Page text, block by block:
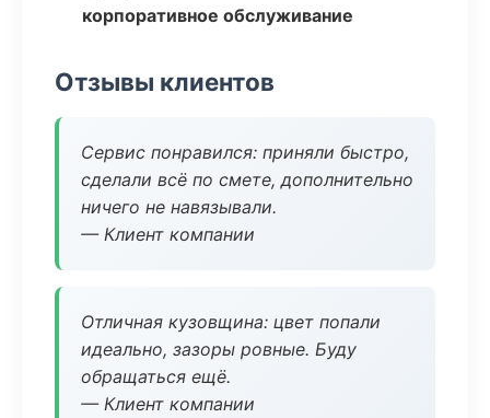
корпоративное обслуживание
Отзывы клиентов
Сервис понравился: приняли быстро,
сделали всё по смете, дополнительно
ничего не навязывали.
— Клиент компании
Отличная кузовщина: цвет попали
идеально, зазоры ровные. Буду
обращаться ещё.
— Клиент компании